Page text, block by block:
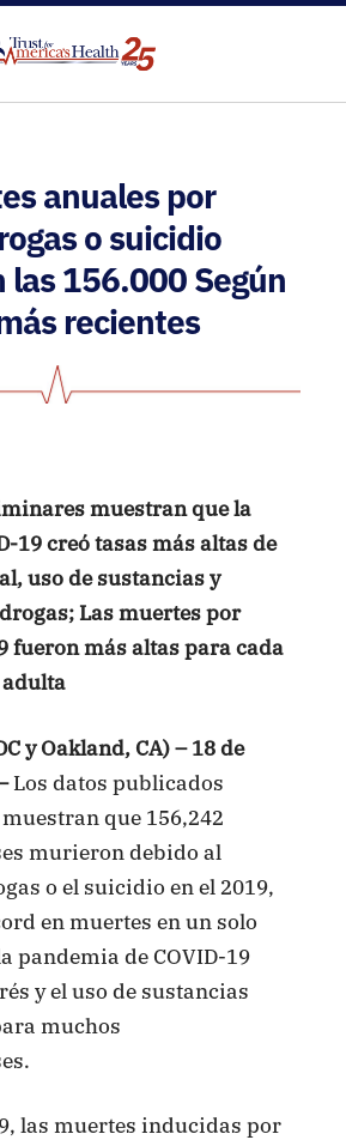
anuales por
o suicidio
las 156.000 Según
recientes
muestran que la
19 creó tasas más altas de
uso de sustancias y
Las muertes por
fueron más altas para cada
y Oakland, CA) – 18 de
Los datos publicados
que 156,242
murieron debido al
o el suicidio en el 2019,
en muertes en un solo
pandemia de COVID-19
y el uso de sustancias
muchos
las muertes inducidas por